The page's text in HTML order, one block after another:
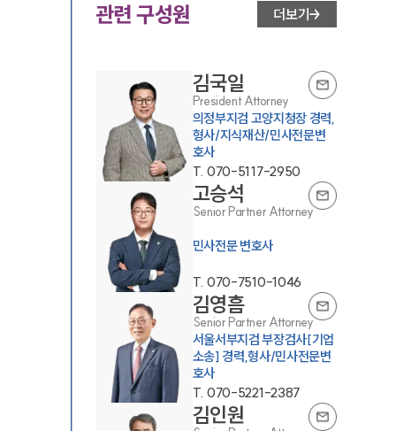
그룹소개
관련 구성원 더보기
김국일
President Attorney
의정부지검 고양지청장 경력,
형사/지식재산/민사전문변
호사
T. 070-5117-2950
고승석
Senior Partner Attorney
민사전문 변호사
T. 070-7510-1046
김영흠
Senior Partner Attorney
서울서부지검 부장검사[기업
소송] 경력,형사/민사전문변
호사
T. 070-5221-2387
김인원